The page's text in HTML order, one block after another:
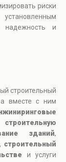
риски
надежность и
строительный
а вместе с ним
строительную
зданий,
, строительный
и услуги